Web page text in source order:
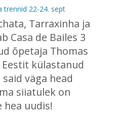
Tarraxinha ja
Casa de Bailes 3
õpetaja Thomas
Eestit külastanud
väga head
siiatulek on
uudis!